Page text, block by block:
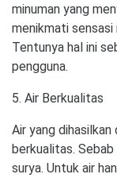
minuman yang
menikmati sensasi
Tentunya hal ini
pengguna.
5. Air Berkualitas
Air yang
berkualitas.
surya. Untuk air